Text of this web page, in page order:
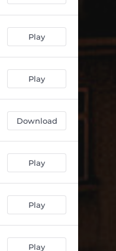
Play
Play
Download
Play
Play
Play